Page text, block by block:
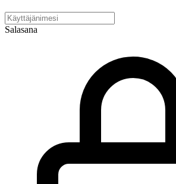
Salasana